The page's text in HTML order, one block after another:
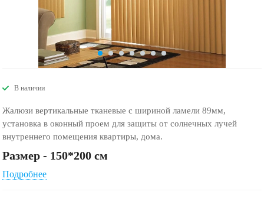
В наличии
Жалюзи вертикальные тканевые с шириной ламели 89мм,
установка в оконный проем для защиты от солнечных лучей
внутреннего помещения квартиры, дома.
Размер - 150*200 см
Подробнее